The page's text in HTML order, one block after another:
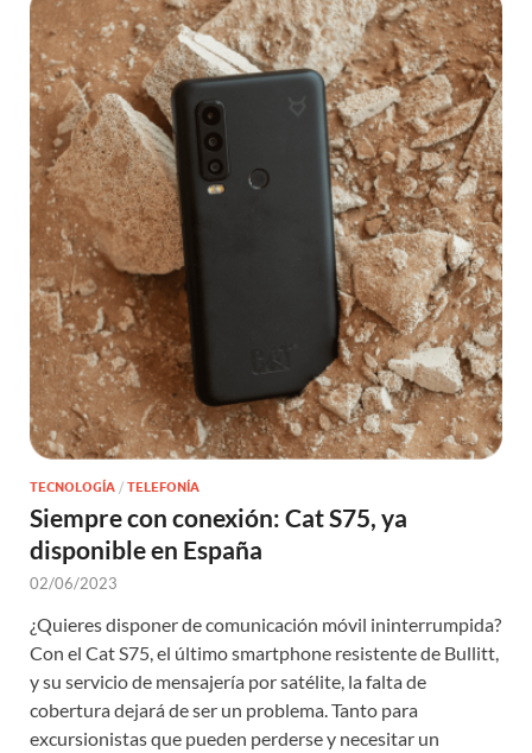
TECNOLOGÍA / TELEFONÍA
Siempre con conexión: Cat S75, ya
disponible en España
02/06/2023
¿Quieres disponer de comunicación móvil ininterrumpida?
Con el Cat S75, el último smartphone resistente de Bullitt,
y su servicio de mensajería por satélite, la falta de
cobertura dejará de ser un problema. Tanto para
excursionistas que pueden perderse y necesitar un